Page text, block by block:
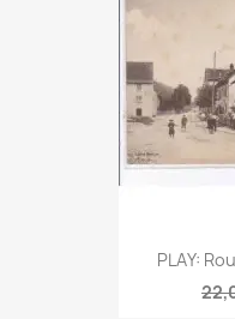
PLAY: